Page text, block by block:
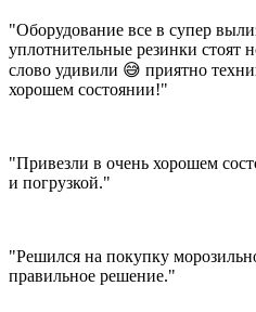
"Оборудование все в супер
уплотнительные резинки стоят
слово удивили 😅 приятно
хорошем состоянии!"
"Привезли в очень хорошем
и погрузкой."
"Решился на покупку
правильное решение."